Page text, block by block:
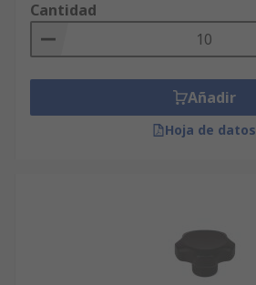
Cantidad
Añadir
Hoja de datos